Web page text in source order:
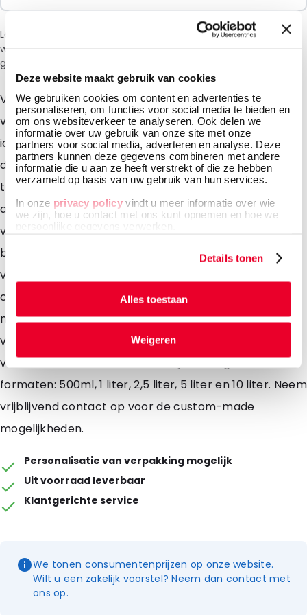
Deze website maakt gebruik van cookies
We gebruiken cookies om content en advertenties te
personaliseren, om functies voor social media te bieden en
om ons websiteverkeer te analyseren. Ook delen we
informatie over uw gebruik van onze site met onze
partners voor social media, adverteren en analyse. Deze
partners kunnen deze gegevens combineren met andere
informatie die u aan ze heeft verstrekt of die ze hebben
verzameld op basis van uw gebruik van hun services.
In onze privacy policy vindt u meer informatie over wie
we zijn, hoe u contact met ons kunt opnemen en hoe we
Details tonen
Alles toestaan
Weigeren
Let op: vanwege de huidige situatie in het Midden-Oosten
wordt bij het afrekenen een toeslag van 6% in rekening
gebracht.
Voor het efficiënt en duurzaam verpakken van
vloeistoffen zijn onze Bag-in-Box verpakkingen de
ideale keuze. DaklaPacks Bag-in-Box kent daarnaast
de volgende voordelen: veilig en handig te
transporteren en te gebruiken, gemakkelijk en
aseptisch af te vullen en een verminderde CO2-
voetafdruk. Door de materiaal samenstelling is de
bag-in-box verpakking een perfecte keuze voor
vloeistoffen. Denk bijvoorbeeld aan; dranken, wijn,
chemische vloeistoffen, verf, oplosmiddelen, inkt,
meststoffen en olie. Deze verpakking is standaard
verkrijgbaar in een transparante en gemetalliseerde
versie. Uit voorraad leverbaar zijn de volgende
formaten: 500ml, 1 liter, 2,5 liter, 5 liter en 10 liter. Neem
vrijblijvend contact op voor de custom-made
mogelijkheden.
Personalisatie van verpakking mogelijk
Uit voorraad leverbaar
Klantgerichte service
We tonen consumentenprijzen op onze website.
Wilt u een zakelijk voorstel? Neem dan contact met
ons op.